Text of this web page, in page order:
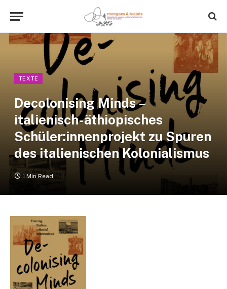
TEXTE
Decolonising Minds –
italienisch-äthiopisches
Schüler:innenprojekt zu Spuren
des italienischen Kolonialismus
1 Min Read